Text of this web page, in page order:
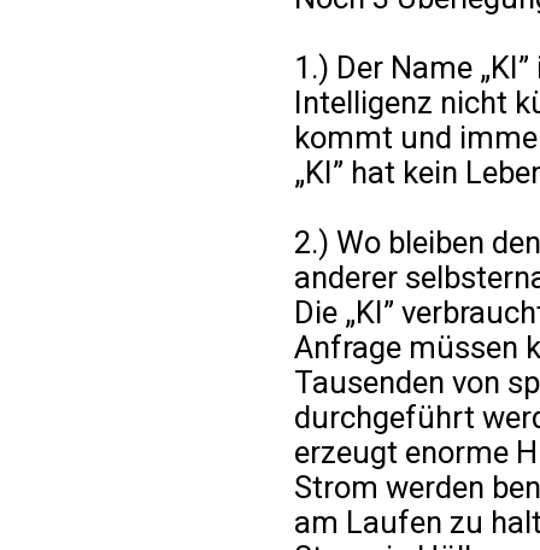
1.) Der Name
Intelligenz nicht
kommt und
„KI” hat kein
2.) Wo bleiben
anderer
Die „KI”
Anfrage müssen
Tausenden von
durchgeführt
erzeugt enorme
Strom werden
am Laufen zu